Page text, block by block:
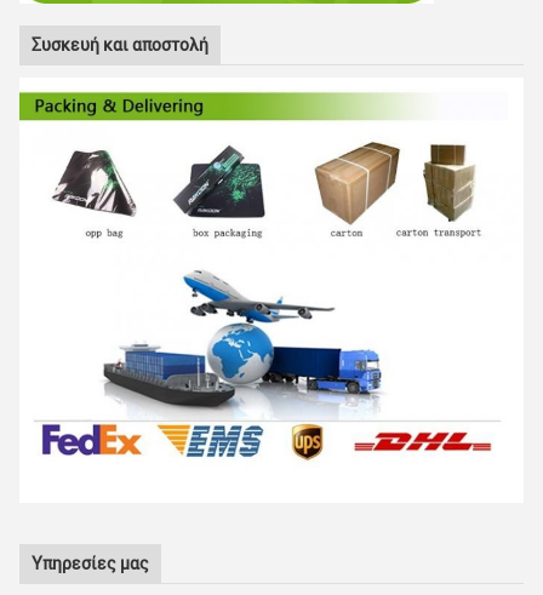
Συσκευή και αποστολή
Υπηρεσίες μας